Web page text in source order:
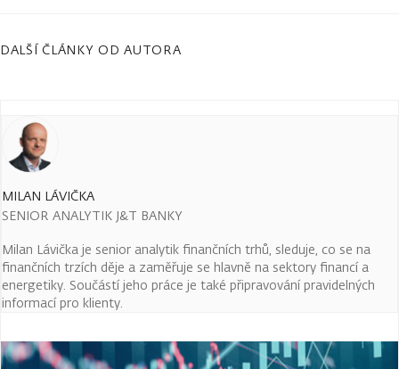
DALŠÍ ČLÁNKY OD AUTORA
MILAN LÁVIČKA
SENIOR ANALYTIK J&T BANKY
Milan Lávička je senior analytik finančních trhů, sleduje, co se na
finančních trzích děje a zaměřuje se hlavně na sektory financí a
energetiky. Součástí jeho práce je také připravování pravidelných
informací pro klienty.